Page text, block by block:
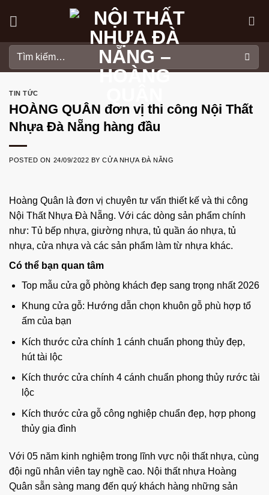
kiếm:
TIN TỨC
HOÀNG QUÂN đơn vị thi công Nội Thất
Nhựa Đà Nẵng hàng đầu
POSTED ON 24/09/2022 BYCỬA NHỰA ĐÀ NẴNG
Hoàng Quân là đơn vị chuyên tư vấn thiết kế và thi công
Nội Thất Nhựa Đà Nẵng. Với các dòng sản phẩm chính
như: Tủ bếp nhựa, giường nhựa, tủ quần áo nhựa, tủ
nhựa, cửa nhựa và các sản phẩm làm từ nhựa khác.
Có thể bạn quan tâm
Top mẫu cửa gỗ phòng khách đẹp sang trọng nhất 2026
Khung cửa gỗ: Hướng dẫn chọn khuôn gỗ phù hợp tổ
ấm của bạn
Kích thước cửa chính 1 cánh chuẩn phong thủy đẹp,
hút tài lộc
Kích thước cửa chính 4 cánh chuẩn phong thủy rước tài
lộc
Kích thước cửa gỗ công nghiệp chuẩn đẹp, hợp phong
thủy gia đình
Với 05 năm kinh nghiệm trong lĩnh vực nội thất nhựa, cùng
đội ngũ nhân viên tay nghề cao. Nội thất nhựa Hoàng
Quân sẵn sàng mang đến quý khách hàng những sản